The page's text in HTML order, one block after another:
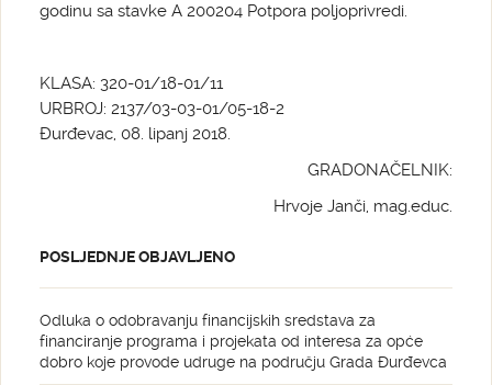
godinu sa stavke A 200204 Potpora poljoprivredi.
KLASA: 320-01/18-01/11
URBROJ: 2137/03-03-01/05-18-2
Đurđevac, 08. lipanj 2018.
GRADONAČELNIK:
Hrvoje Janči, mag.educ.
POSLJEDNJE OBJAVLJENO
Odluka o odobravanju financijskih sredstava za
financiranje programa i projekata od interesa za opće
dobro koje provode udruge na području Grada Đurđevca